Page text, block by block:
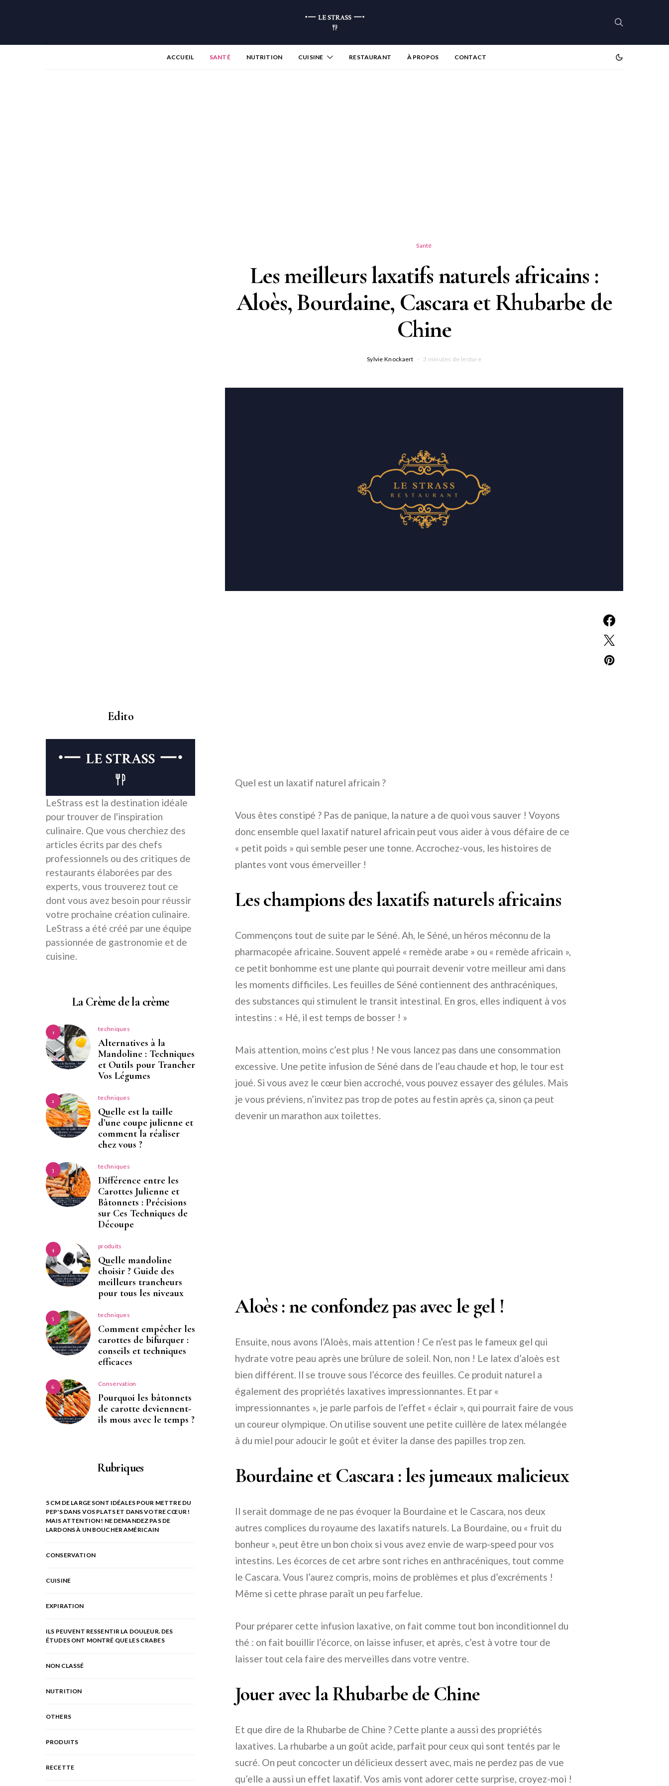
ACCUEIL SANTÉ NUTRITION CUISINE RESTAURANT À PROPOS CONTACT
Santé
Les meilleurs laxatifs naturels africains :
Aloès, Bourdaine, Cascara et Rhubarbe de
Chine
Sylvie Knockaert 3 minutes de lecture
Quel est un laxatif naturel africain ?
Vous êtes constipé ? Pas de panique, la nature a de quoi vous sauver ! Voyons
donc ensemble quel laxatif naturel africain peut vous aider à vous défaire de ce
« petit poids » qui semble peser une tonne. Accrochez-vous, les histoires de
plantes vont vous émerveiller !
Les champions des laxatifs naturels africains
Commençons tout de suite par le Séné. Ah, le Séné, un héros méconnu de la
pharmacopée africaine. Souvent appelé « remède arabe » ou « remède africain »,
ce petit bonhomme est une plante qui pourrait devenir votre meilleur ami dans
les moments difficiles. Les feuilles de Séné contiennent des anthracéniques,
des substances qui stimulent le transit intestinal. En gros, elles indiquent à vos
intestins : « Hé, il est temps de bosser ! »
Mais attention, moins c’est plus ! Ne vous lancez pas dans une consommation
excessive. Une petite infusion de Séné dans de l’eau chaude et hop, le tour est
joué. Si vous avez le cœur bien accroché, vous pouvez essayer des gélules. Mais
je vous préviens, n’invitez pas trop de potes au festin après ça, sinon ça peut
devenir un marathon aux toilettes.
Aloès : ne confondez pas avec le gel !
Ensuite, nous avons l’Aloès, mais attention ! Ce n’est pas le fameux gel qui
hydrate votre peau après une brûlure de soleil. Non, non ! Le latex d’aloès est
bien différent. Il se trouve sous l’écorce des feuilles. Ce produit naturel a
également des propriétés laxatives impressionnantes. Et par «
impressionnantes », je parle parfois de l’effet « éclair », qui pourrait faire de vous
un coureur olympique. On utilise souvent une petite cuillère de latex mélangée
à du miel pour adoucir le goût et éviter la danse des papilles trop zen.
Bourdaine et Cascara : les jumeaux malicieux
Il serait dommage de ne pas évoquer la Bourdaine et le Cascara, nos deux
autres complices du royaume des laxatifs naturels. La Bourdaine, ou « fruit du
bonheur », peut être un bon choix si vous avez envie de warp-speed pour vos
intestins. Les écorces de cet arbre sont riches en anthracéniques, tout comme
le Cascara. Vous l’aurez compris, moins de problèmes et plus d’excréments !
Même si cette phrase paraît un peu farfelue.
Pour préparer cette infusion laxative, on fait comme tout bon inconditionnel du
thé : on fait bouillir l’écorce, on laisse infuser, et après, c’est à votre tour de
laisser tout cela faire des merveilles dans votre ventre.
Jouer avec la Rhubarbe de Chine
Et que dire de la Rhubarbe de Chine ? Cette plante a aussi des propriétés
laxatives. La rhubarbe a un goût acide, parfait pour ceux qui sont tentés par le
sucré. On peut concocter un délicieux dessert avec, mais ne perdez pas de vue
qu’elle a aussi un effet laxatif. Vos amis vont adorer cette surprise, croyez-moi !
Edito
LeStrass est la destination idéale
pour trouver de l'inspiration
culinaire. Que vous cherchiez des
articles écrits par des chefs
professionnels ou des critiques de
restaurants élaborées par des
experts, vous trouverez tout ce
dont vous avez besoin pour réussir
votre prochaine création culinaire.
LeStrass a été créé par une équipe
passionnée de gastronomie et de
cuisine.
La Crème de la crème
1 techniques
Alternatives à la
Mandoline : Techniques
et Outils pour Trancher
Vos Légumes
2 techniques
Quelle est la taille
d’une coupe julienne et
comment la réaliser
chez vous ?
3 techniques
Différence entre les
Carottes Julienne et
Bâtonnets : Précisions
sur Ces Techniques de
Découpe
4 produits
Quelle mandoline
choisir ? Guide des
meilleurs trancheurs
pour tous les niveaux
5 techniques
Comment empêcher les
carottes de bifurquer :
conseils et techniques
efficaces
6 Conservation
Pourquoi les bâtonnets
de carotte deviennent-
ils mous avec le temps ?
Rubriques
5 CM DE LARGE SONT IDÉALES POUR METTRE DU
PEP'S DANS VOS PLATS ET DANS VOTRE CŒUR !
MAIS ATTENTION ! NE DEMANDEZ PAS DE
LARDONS À UN BOUCHER AMÉRICAIN
CONSERVATION
CUISINE
EXPIRATION
ILS PEUVENT RESSENTIR LA DOULEUR. DES
ÉTUDES ONT MONTRÉ QUE LES CRABES
NON CLASSÉ
NUTRITION
OTHERS
PRODUITS
RECETTE